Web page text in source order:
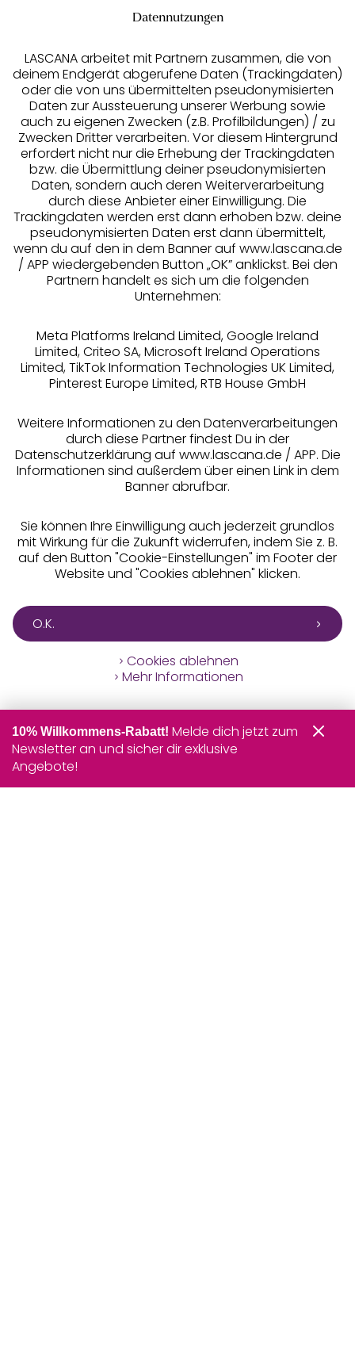
Services
Beratung
Über uns
Rechtliches
Alle Preise inkl. MwSt., zzgl.
Versandkosten
Datennutzungen
LASCANA arbeitet mit Partnern zusammen, die von
deinem Endgerät abgerufene Daten (Trackingdaten)
oder die von uns übermittelten pseudonymisierten
Daten zur Aussteuerung unserer Werbung sowie
auch zu eigenen Zwecken (z.B. Profilbildungen) / zu
Zwecken Dritter verarbeiten. Vor diesem Hintergrund
erfordert nicht nur die Erhebung der Trackingdaten
bzw. die Übermittlung deiner pseudonymisierten
Daten, sondern auch deren Weiterverarbeitung
durch diese Anbieter einer Einwilligung. Die
Trackingdaten werden erst dann erhoben bzw. deine
pseudonymisierten Daten erst dann übermittelt,
wenn du auf den in dem Banner auf www.lascana.de
/ APP wiedergebenden Button „OK” anklickst. Bei den
Partnern handelt es sich um die folgenden
Unternehmen:
Meta Platforms Ireland Limited, Google Ireland
Limited, Criteo SA, Microsoft Ireland Operations
Limited, TikTok Information Technologies UK Limited,
Pinterest Europe Limited, RTB House GmbH
Weitere Informationen zu den Datenverarbeitungen
durch diese Partner findest Du in der
Datenschutzerklärung auf www.lascana.de / APP. Die
Informationen sind außerdem über einen Link in dem
Banner abrufbar.
Sie können Ihre Einwilligung auch jederzeit grundlos
mit Wirkung für die Zukunft widerrufen, indem Sie z. B.
auf den Button "Cookie-Einstellungen" im Footer der
Website und "Cookies ablehnen" klicken.
O.K.
Cookies ablehnen
Mehr Informationen
10% Willkommens-Rabatt! Melde dich jetzt zum
Newsletter an und sicher dir exklusive
Angebote!